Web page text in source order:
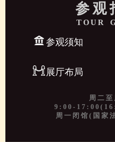
参观
TOUR
参观须知
展厅布局
周二至
9:00-
周一闭馆(国家